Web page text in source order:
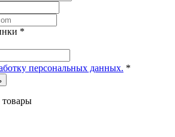
*
персональных данных. *